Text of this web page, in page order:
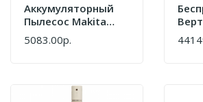
Аккумуляторный
Пылесос Makita
CL003GZ
5083.00р.
Z20